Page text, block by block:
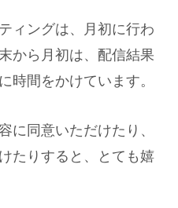
ィングは、月初に行わ
から月初は、配信結果
時間をかけています。
に同意いただけたり、
たりすると、とても嬉